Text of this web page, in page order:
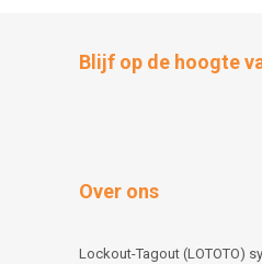
Blijf op de hoogte
Over ons
Lockout-Tagout (LOTOTO)